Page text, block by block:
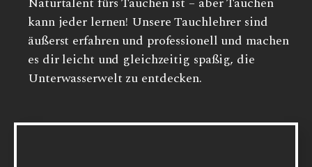
kann jeder lernen! Unsere Tauchlehrer sind
äußerst erfahren und professionell und machen
es dir leicht und gleichzeitig spaßig, die
Unterwasserwelt zu entdecken.